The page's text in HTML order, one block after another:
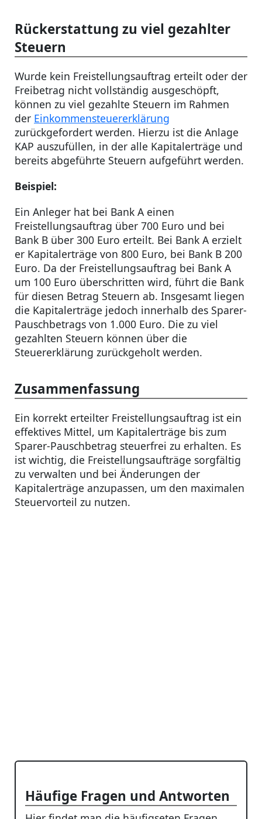
Rückerstattung zu viel gezahlter
Steuern
Wurde kein Freistellungsauftrag erteilt oder der
Freibetrag nicht vollständig ausgeschöpft,
können zu viel gezahlte Steuern im Rahmen
der Einkommensteuererklärung
zurückgefordert werden. Hierzu ist die Anlage
KAP auszufüllen, in der alle Kapitalerträge und
bereits abgeführte Steuern aufgeführt werden.
Beispiel:
Ein Anleger hat bei Bank A einen
Freistellungsauftrag über 700 Euro und bei
Bank B über 300 Euro erteilt. Bei Bank A erzielt
er Kapitalerträge von 800 Euro, bei Bank B 200
Euro. Da der Freistellungsauftrag bei Bank A
um 100 Euro überschritten wird, führt die Bank
für diesen Betrag Steuern ab. Insgesamt liegen
die Kapitalerträge jedoch innerhalb des Sparer-
Pauschbetrags von 1.000 Euro. Die zu viel
gezahlten Steuern können über die
Steuererklärung zurückgeholt werden.
Zusammenfassung
Ein korrekt erteilter Freistellungsauftrag ist ein
effektives Mittel, um Kapitalerträge bis zum
Sparer-Pauschbetrag steuerfrei zu erhalten. Es
ist wichtig, die Freistellungsaufträge sorgfältig
zu verwalten und bei Änderungen der
Kapitalerträge anzupassen, um den maximalen
Steuervorteil zu nutzen.
Häufige Fragen und Antworten